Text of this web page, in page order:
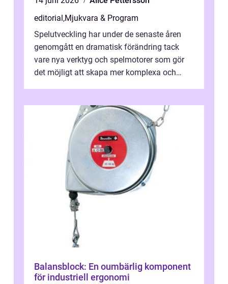
editorial,Mjukvara & Program
Spelutveckling har under de senaste åren
genomgått en dramatisk förändring tack
vare nya verktyg och spelmotorer som gör
det möjligt att skapa mer komplexa och
Balansblock: En oumbärlig komponent
för industriell ergonomi